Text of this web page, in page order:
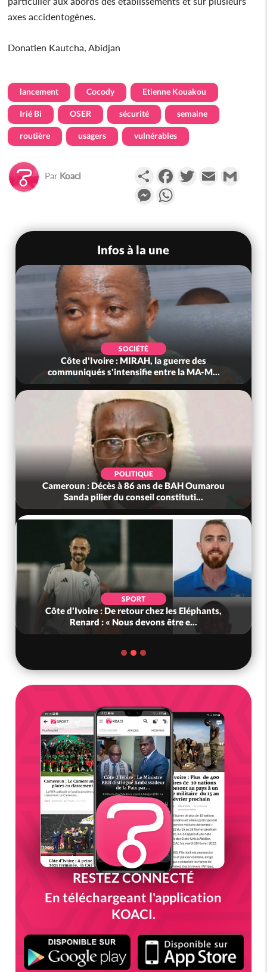
axes accidentogènes.
Donatien Kautcha, Abidjan
lancement Cocody Etienne Kouakou
Irié Bi OSER sécurité semaine
routière usagers vulnérables
Par Koaci PartagerFacebookTwitterEmail
Messenger
Infos à la une
SOCIÉTÉ
Côte d'Ivoire : MIRAH, la guerre des
communiqués s'intensifie entre la MA-M...
POLITIQUE
Cameroun : Décès à 86 ans de BAH Oumarou
Sanda pilier du conseil constituti...
SPORT
Côte d'Ivoire : De retour chez les Eléphants,
Renard : « Nous devons être e...
RESTEZ CONNECTÉ
En téléchargeant l'application
KOACI.